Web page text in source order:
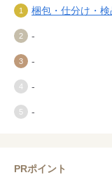
梱包・仕分け・検
-
-
-
-
PRポイント